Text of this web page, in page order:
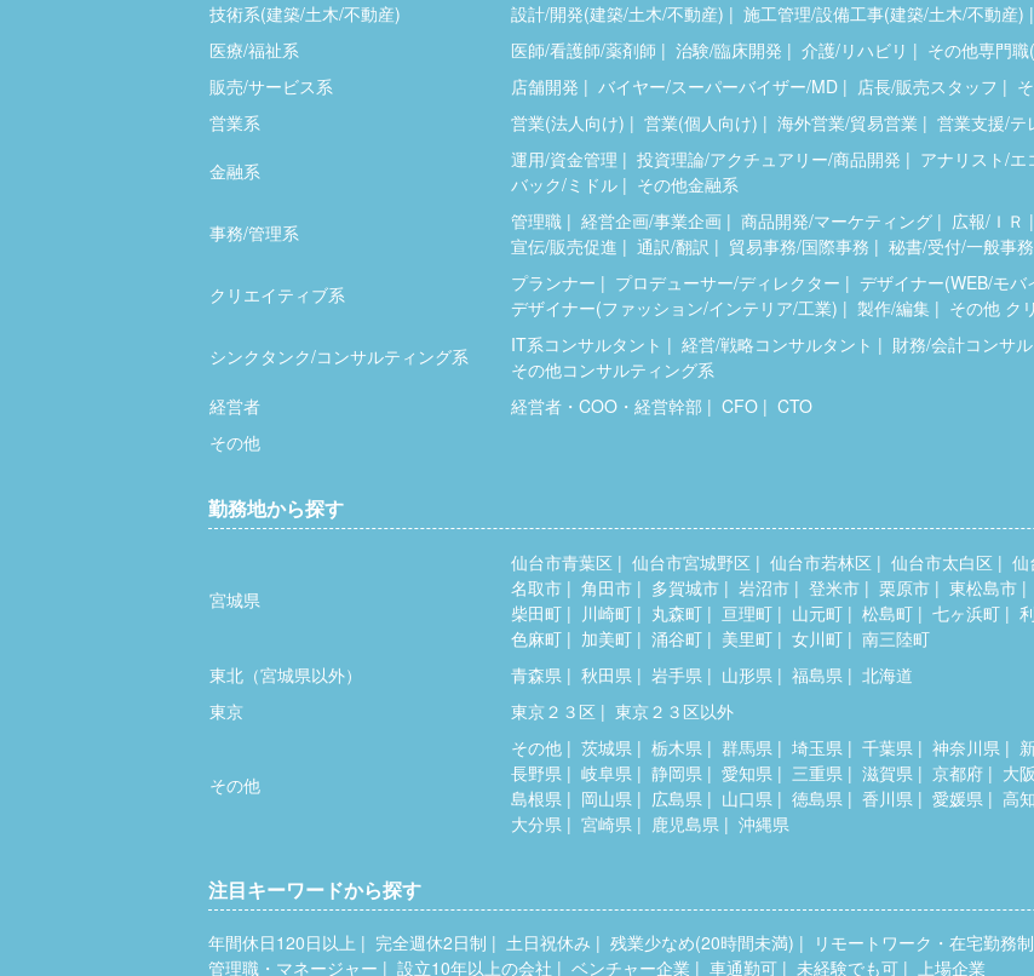
技術系(建築/土木/不動産)
設計/開発(建築/土木/不動産) 施工管理/設備工事(建築/土木/不動産)
医療/福祉系
医師/看護師/薬剤師 治験/臨床開発 介護/リハビリ
その他専門
販売/サービス系
店舗開発 バイヤー/スーパーバイザー/MD 店長/販売スタッフ
営業系
営業(法人向け) 営業(個人向け) 海外営業/貿易営業 営業支援/テ
金融系
運用/資金管理 投資理論/アクチュアリー/商品開発 アナリスト/エ
バック/ミドル
その他金融系
事務/管理系
管理職 経営企画/事業企画 商品開発/マーケティング 広報/ＩＲ
宣伝/販売促進
通訳/翻訳 貿易事務/国際事務 秘書/受付/一般事務
クリエイティブ系
プランナー プロデューサー/ディレクター
デザイナー(WEB/モバ
デザイナー(ファッション/インテリア/工業)
製作/編集
その他 ク
シンクタンク/コンサルティング系
IT系コンサルタント 経営/戦略コンサルタント 財務/会計コンサ
その他コンサルティング系
経営者
経営者・COO・経営幹部 CFO
CTO
その他
勤務地から探す
宮城県
仙台市青葉区 仙台市宮城野区 仙台市若林区 仙台市太白区 仙
名取市
角田市 多賀城市 岩沼市 登米市 栗原市 東松島市
柴田町
川崎町 丸森町 亘理町 山元町 松島町 七ヶ浜町
色麻町
加美町 涌谷町 美里町 女川町
南三陸町
東北（宮城県以外）
青森県 秋田県 岩手県 山形県 福島県
北海道
東京
東京２３区 東京２３区以外
その他
その他 茨城県 栃木県 群馬県 埼玉県 千葉県 神奈川県
長野県
岐阜県 静岡県 愛知県 三重県 滋賀県 京都府 大
島根県
岡山県 広島県 山口県 徳島県 香川県 愛媛県 高
大分県
宮崎県 鹿児島県 沖縄県
注目キーワードから探す
年間休日120日以上 完全週休2日制 土日祝休み 残業少なめ(20時間未満) リモートワーク・在宅勤務
管理職・マネージャー
設立10年以上の会社 ベンチャー企業 車通勤可 未経験でも可 上場企業